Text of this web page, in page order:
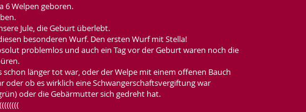
6 Welpen geboren.
Jule, die Geburt überlebt.
besonderen Wurf. Den ersten Wurf mit Stella!
problemlos und auch ein Tag vor der Geburt waren noch die
schon länger tot war, oder der Welpe mit einem offenen Bauch
oder ob es wirklich eine Schwangerschaftsvergiftung war
oder die Gebärmutter sich gedreht hat.